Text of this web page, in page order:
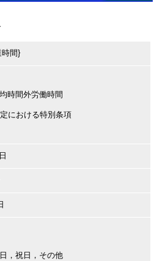
時間}
時間外労働時間
における特別条項
，祝日，その他